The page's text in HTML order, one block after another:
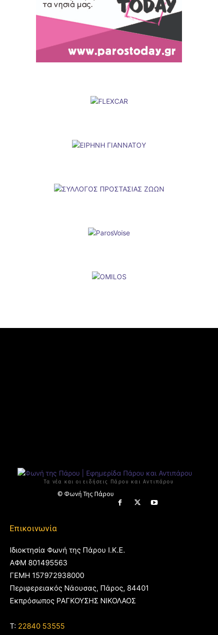
Τα νέα και οι ειδήσεις Πάρου και Αντιπάρου
© Φωνή Της Πάρου
Επικοινωνία
Ιδιοκτησία Φωνή της Πάρου Ι.Κ.Ε.
ΑΦΜ 801495563
ΓΕΜΗ 157972938000
Περιφερειακός Νάουσας, Πάρος, 84401
Εκπρόσωπος ΡΑΓΚΟΥΣΗΣ ΝΙΚΟΛΑΟΣ
T: 22840 53555